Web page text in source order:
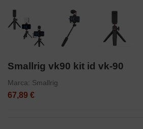
Smallrig vk90 kit id vk-90
Marca: Smallrig
67,89 €